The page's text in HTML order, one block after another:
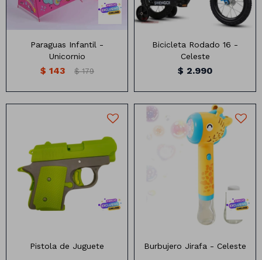
Paraguas Infantil -
Unicornio
$ 143 $ 179
Bicicleta Rodado 16 -
Celeste
$ 2.990
Pistola
Pistola de Juguete
Burbujero jirafa a pila (no
incluye)
Burbujero Jirafa - Celeste
Con forma
Clásicas
Manteles
Brillosa